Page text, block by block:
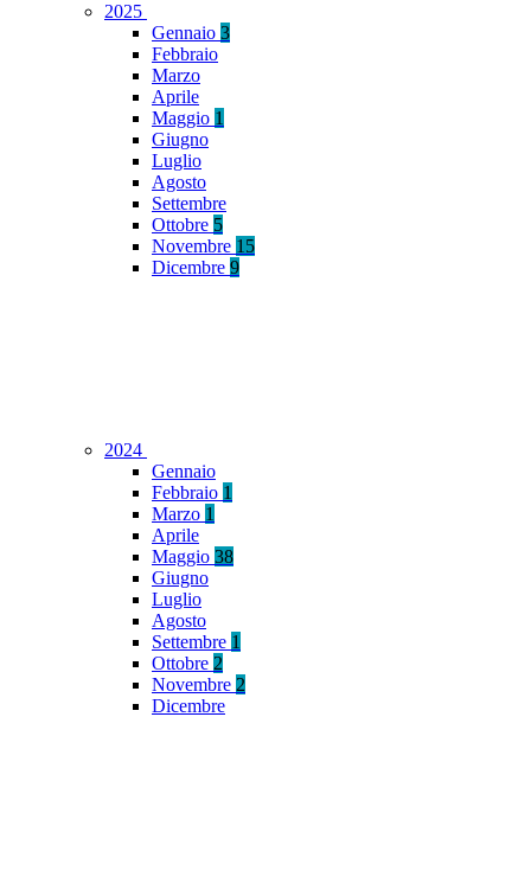
2025
Gennaio 3
Febbraio
Marzo
Aprile
Maggio 1
Giugno
Luglio
Agosto
Settembre
Ottobre 5
Novembre 15
Dicembre 9
2024
Gennaio
Febbraio 1
Marzo 1
Aprile
Maggio 38
Giugno
Luglio
Agosto
Settembre 1
Ottobre 2
Novembre 2
Dicembre